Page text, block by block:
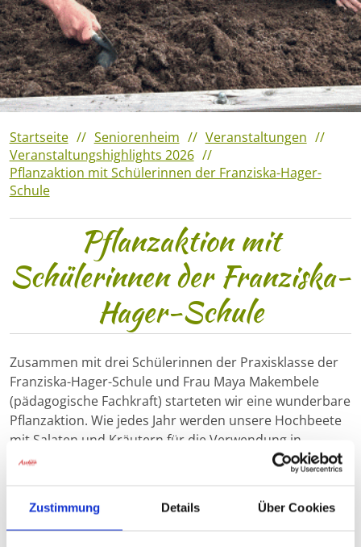
Zustimmung Details Über Cookies
Startseite Seniorenheim
Veranstaltungen
Veranstaltungshighlights 2026
Pflanzaktion mit Schülerinnen der Franziska-Hager-
Schule
Pflanzaktion mit
Schülerinnen der Franziska-
Hager-Schule
Zusammen mit drei Schülerinnen der Praxisklasse der
Franziska-Hager-Schule und Frau Maya Makembele
(pädagogische Fachkraft) starteten wir eine wunderbare
Pflanzaktion. Wie jedes Jahr werden unsere Hochbeete
mit Salaten und Kräutern für die Verwendung in
unserer Küche bestückt. Dementsprechend übernahm
unser zweiter Küchenchef, Herr Sebastian Pellkofer, an
diesem Vormittag die Regie. Unsere Senioren und die
Schülerinnen setzten die Pflänzchen mit viel Geschick
ein. Die Kräuter wurden zum Großteil von Herrn Franz
2023
Verantaltungshighlights 2022
Veranstaltungshighlights
2021